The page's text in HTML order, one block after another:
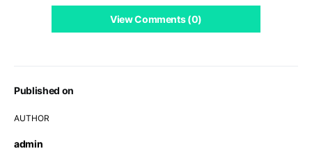
Published on
AUTHOR
admin
View Comments (0)